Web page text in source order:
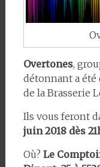
Overtones,
détonnant a été
de la Brasserie
Ils vous feront
juin 2018 dès
Où? Le